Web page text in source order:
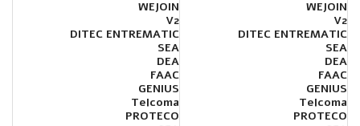
WEJOIN
V2
DITEC ENTREMATIC
SEA
DEA
FAAC
GENIUS
Telcoma
PROTECO
WEJOIN
V2
DITEC ENTREMATIC
SEA
DEA
FAAC
GENIUS
Telcoma
PROTECO